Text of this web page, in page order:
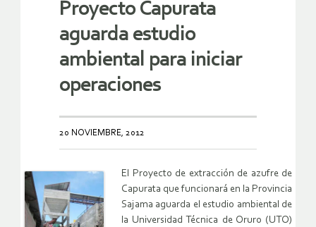
Proyecto Capurata
aguarda estudio
ambiental para iniciar
operaciones
20 NOVIEMBRE, 2012
El Proyecto de extracción de azufre de
Capurata que funcionará en la Provincia
Sajama aguarda el estudio ambiental de
la Universidad Técnica de Oruro (UTO)